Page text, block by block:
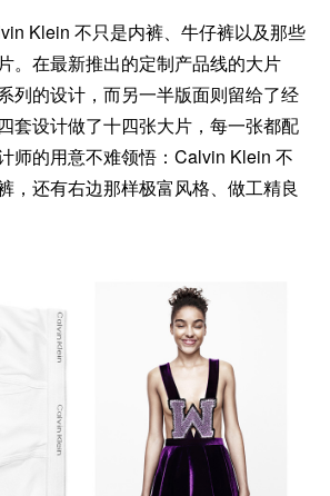
Klein 不只是内裤、牛仔裤以及那些
。在最新推出的定制产品线的大片
列的设计，而另一半版面则留给了经
套设计做了十四张大片，每一张都配
师的用意不难领悟：Calvin Klein 不
，还有右边那样极富风格、做工精良